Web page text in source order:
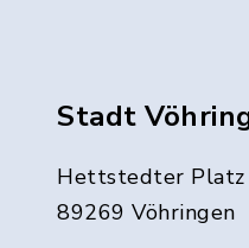
Stadt
Hettstedter Platz
89269 Vöhringen